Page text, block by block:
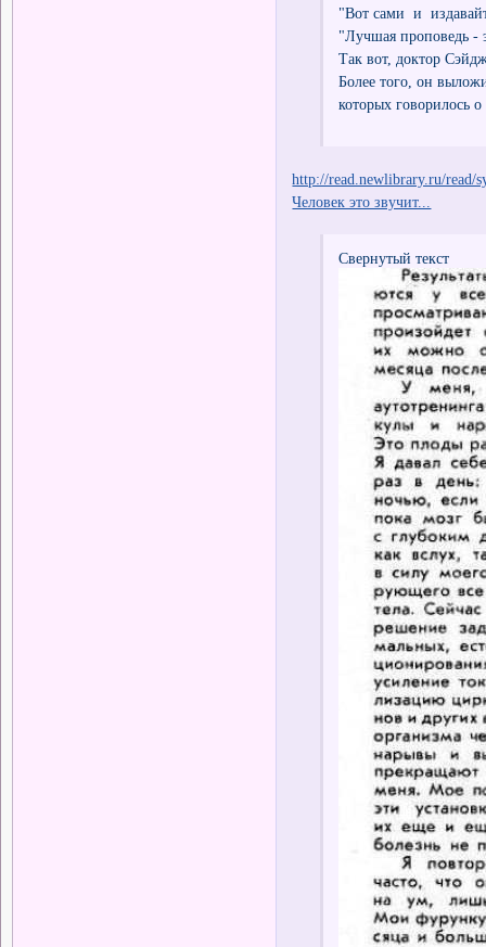
"Вот сами и
"Лучшая проповедь -
Так вот, доктор
Более того, он
которых говорилось
http://read.newlibrary.ru/read/
Человек это звучит...
Свернутый текст